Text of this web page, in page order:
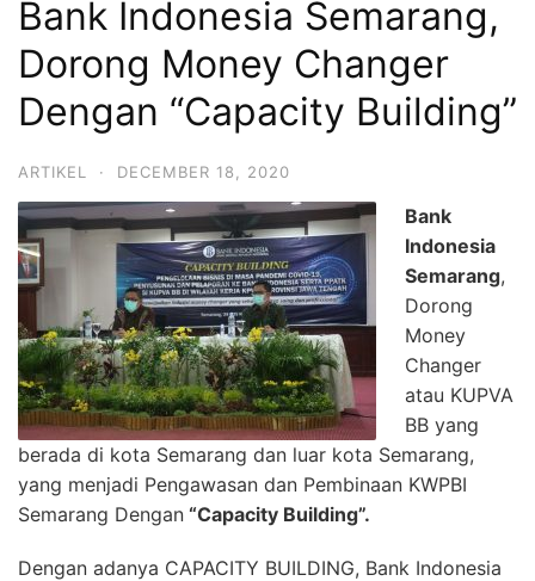
Bank Indonesia Semarang,
Dorong Money Changer
Dengan “Capacity Building”
ARTIKEL · DECEMBER 18, 2020
Bank
Indonesia
Semarang,
Dorong
Money
Changer
atau KUPVA
BB yang
berada di kota Semarang dan luar kota Semarang,
yang menjadi Pengawasan dan Pembinaan KWPBI
Semarang Dengan “Capacity Building”.
Dengan adanya CAPACITY BUILDING, Bank Indonesia